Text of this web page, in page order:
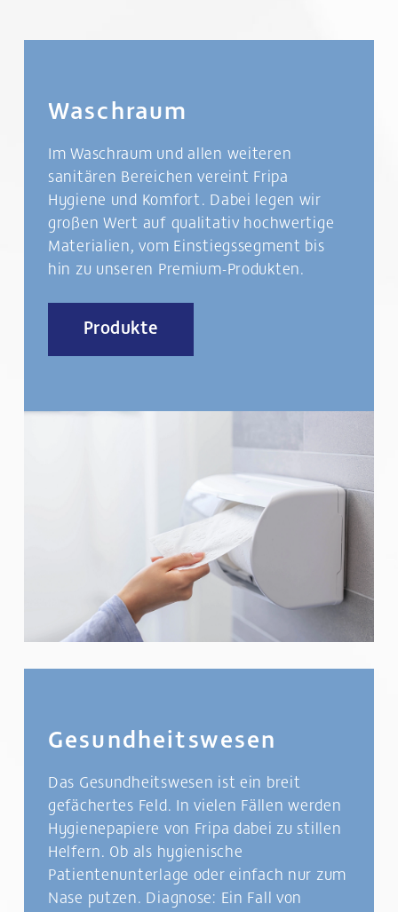
Waschraum
Im Waschraum und allen weiteren
sanitären Bereichen vereint Fripa
Hygiene und Komfort. Dabei legen wir
großen Wert auf qualitativ hochwertige
Materialien, vom Einstiegssegment bis
hin zu unseren Premium-Produkten.
Produkte
Gesundheitswesen
Das Gesundheitswesen ist ein breit
gefächertes Feld. In vielen Fällen werden
Hygienepapiere von Fripa dabei zu stillen
Helfern. Ob als hygienische
Patientenunterlage oder einfach nur zum
Nase putzen. Diagnose: Ein Fall von